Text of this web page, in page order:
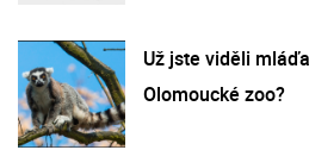
Už jste viděli
Olomoucké zoo?